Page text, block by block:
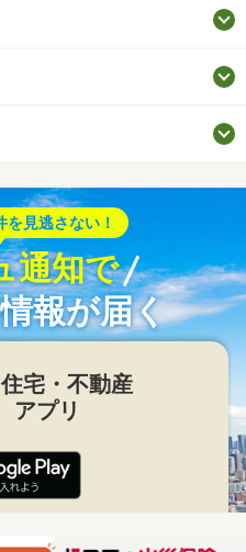
を見逃さない！
通知で
報が届く
宅・不動産
アプリ